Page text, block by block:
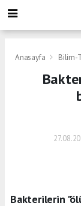
Anasayfa Bilim-
Bakterilerin